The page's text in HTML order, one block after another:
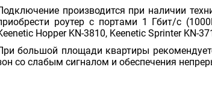
производится при наличии
роутер с портами 1 Гбит/с
Hopper KN-3810, Keenetic Sprinter KN-
большой площади квартиры
со слабым сигналом и обеспечения